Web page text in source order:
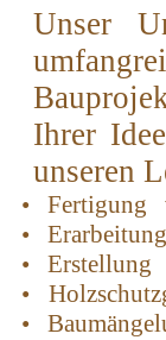
Unser
Ihrer
unseren
• Fertigung
•
•
Erstellung
•
•